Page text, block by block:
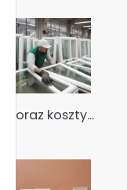
oraz koszty…